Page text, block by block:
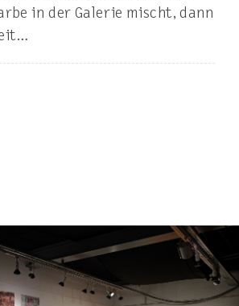
in der Galerie mischt, dann